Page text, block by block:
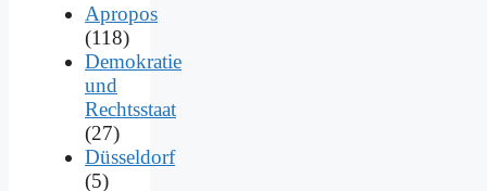
Apropos
(118)
Demokratie
und
Rechtsstaat
(27)
Düsseldorf
(5)